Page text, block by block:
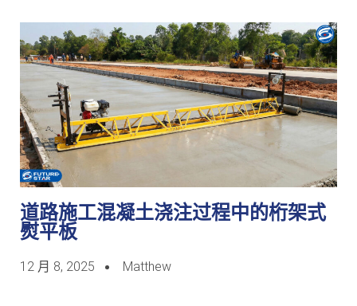
道路施工混凝土浇注过程中的桁架式
熨平板
12 月 8, 2025 Matthew